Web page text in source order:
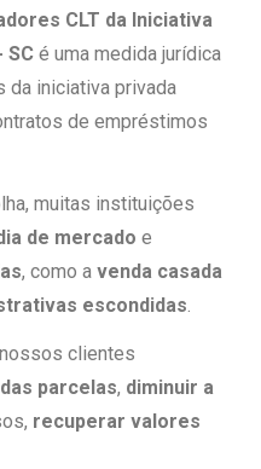
CLT da Iniciativa
SC é uma medida jurídica
da iniciativa privada
de empréstimos
muitas instituições
de mercado e
, como a venda casada
escondidas.
clientes
parcelas, diminuir a
recuperar valores